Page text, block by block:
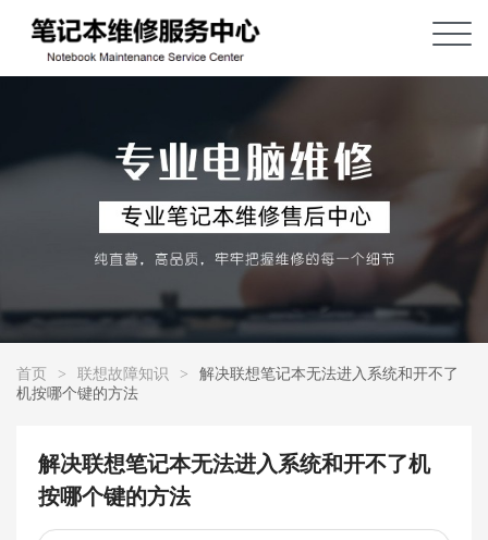
首页 > 联想故障知识 >
解决联想笔记本无法进入系统和开不了
机按哪个键的方法
解决联想笔记本无法进入系统和开不了机
按哪个键的方法